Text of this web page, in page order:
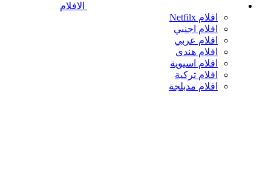
الافلام
افلام Netfilx
افلام اجنبي
افلام عربي
افلام هندى
افلام اسيوية
افلام تركية
افلام مدبلجة